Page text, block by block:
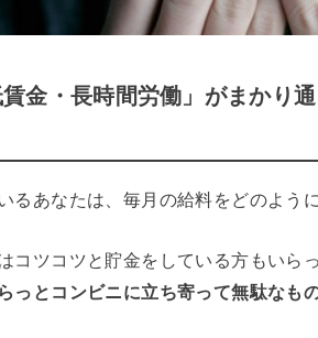
金・長時間労働」がまかり
るあなたは、毎月の給料をどのよう
コツコツと貯金をしている方もいら
っとコンビニに立ち寄って無駄なも